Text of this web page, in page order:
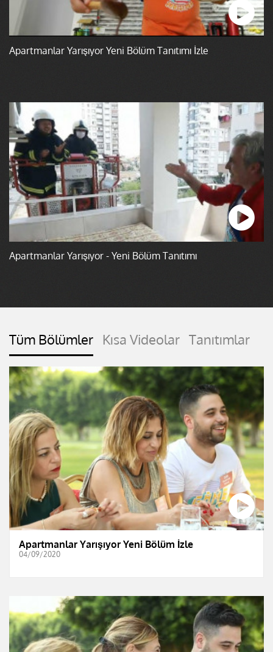
Apartmanlar Yarışıyor Yeni Bölüm Tanıtımı İzle
Apartmanlar Yarışıyor - Yeni Bölüm Tanıtımı
Tüm Bölümler Kısa Videolar Tanıtımlar
Apartmanlar Yarışıyor Yeni Bölüm İzle
04/09/2020